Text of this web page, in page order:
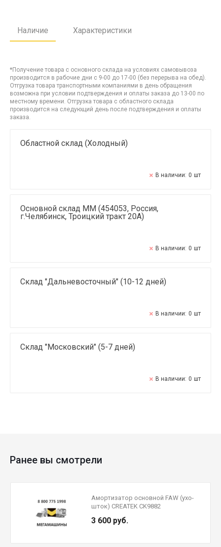
Наличие Характеристики
*Получение товара с основного склада на условиях самовывоза
производится в рабочие дни с 9-00 до 17-00 (без перерыва на обед).
Отгрузка товара транспортными компаниями в день обращения
возможна при условии подтверждения и оплаты заказа до 13-00 по
местному времени. Отгрузка товара с областного склада
производится на следующий день после подтверждения и оплаты
заказа.
Областной склад (Холодный)
В наличии: 0 шт
Основной склад ММ (454053, Россия,
г.Челябинск, Троицкий тракт 20А)
В наличии: 0 шт
Склад "Дальневосточный" (10-12 дней)
В наличии: 0 шт
Склад "Московский" (5-7 дней)
В наличии: 0 шт
Ранее вы смотрели
Амортизатор основной FAW (ухо-
шток) CREATEK CK9882
3 600 руб.